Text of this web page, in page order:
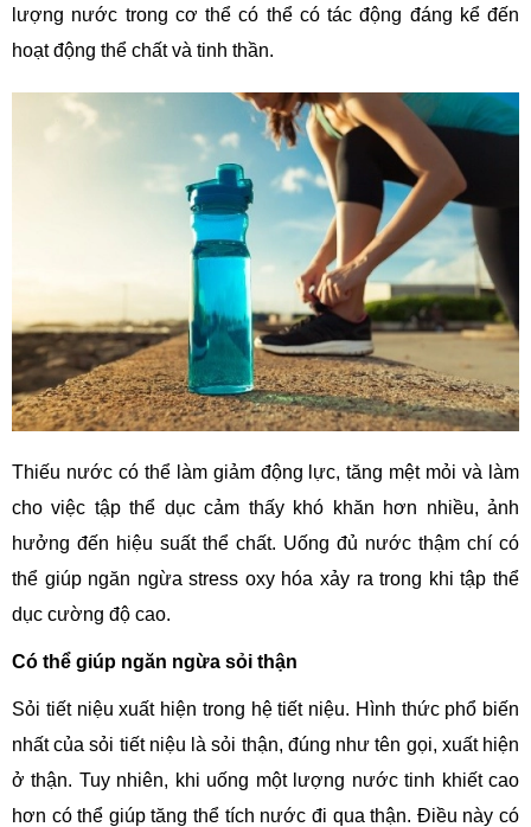
lượng nước trong cơ thể có thể có tác động đáng kể đến
hoạt động thể chất và tinh thần.
Thiếu nước có thể làm giảm động lực, tăng mệt mỏi và làm
cho việc tập thể dục cảm thấy khó khăn hơn nhiều, ảnh
hưởng đến hiệu suất thể chất. Uống đủ nước thậm chí có
thể giúp ngăn ngừa stress oxy hóa xảy ra trong khi tập thể
dục cường độ cao.
Có thể giúp ngăn ngừa sỏi thận
Sỏi tiết niệu xuất hiện trong hệ tiết niệu. Hình thức phổ biến
nhất của sỏi tiết niệu là sỏi thận, đúng như tên gọi, xuất hiện
ở thận. Tuy nhiên, khi uống một lượng nước tinh khiết cao
hơn có thể giúp tăng thể tích nước đi qua thận. Điều này có